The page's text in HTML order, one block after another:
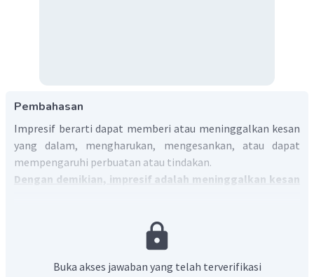
Pembahasan
Impresif berarti dapat memberi atau meninggalkan kesan
yang dalam, mengharukan, mengesankan, atau dapat
mempengaruhi perbuatan atau tindakan.
Dengan demikian, impresif adalah meninggalkan kesan
Buka akses jawaban yang telah terverifikasi